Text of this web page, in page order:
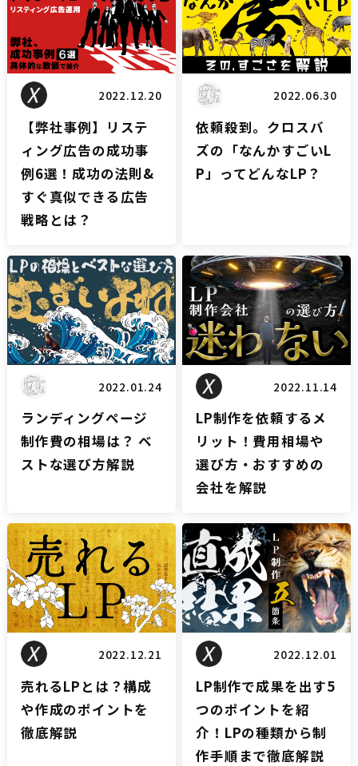
2022.12.20
【弊社事例】リステ
ィング広告の成功事
例6選！成功の法則&
すぐ真似できる広告
戦略とは？
2022.06.30
依頼殺到。クロスバ
ズの「なんかすごいL
P」ってどんなLP？
LPブログ
2022.01.24
ランディングページ
制作費の相場は？ ベ
ストな選び方解説
LPブログ
2022.11.14
LP制作を依頼するメ
リット！費用相場や
選び方・おすすめの
会社を解説
LPブログ
2022.12.21
売れるLPとは？構成
や作成のポイントを
徹底解説
LPブログ
2022.12.01
LP制作で成果を出す5
つのポイントを紹
介！LPの種類から制
作手順まで徹底解説